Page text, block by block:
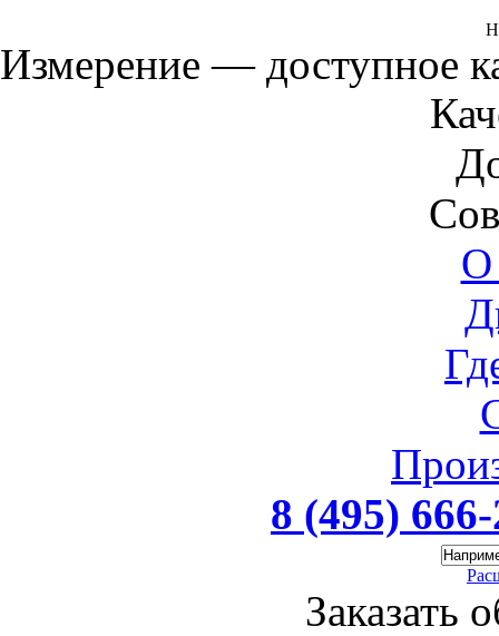
Измерение — доступное
О
8 (495)
Заказать